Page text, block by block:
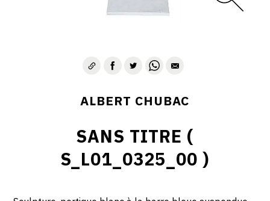
ALBERT CHUBAC
SANS TITRE (
S_L01_0325_00 )